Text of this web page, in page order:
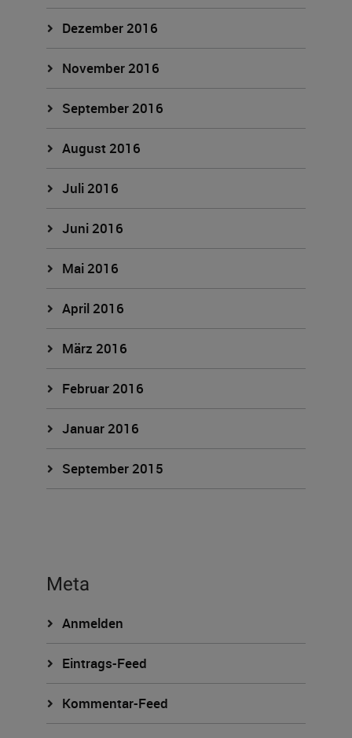
Dezember 2016
November 2016
September 2016
August 2016
Juli 2016
Juni 2016
Mai 2016
April 2016
März 2016
Februar 2016
Januar 2016
September 2015
Meta
Anmelden
Eintrags-Feed
Kommentar-Feed